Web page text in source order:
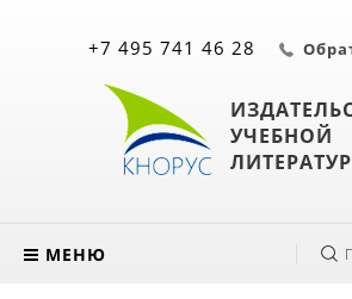
УЧЕБНОЙ
+7 495 741 46 28
МЕНЮ